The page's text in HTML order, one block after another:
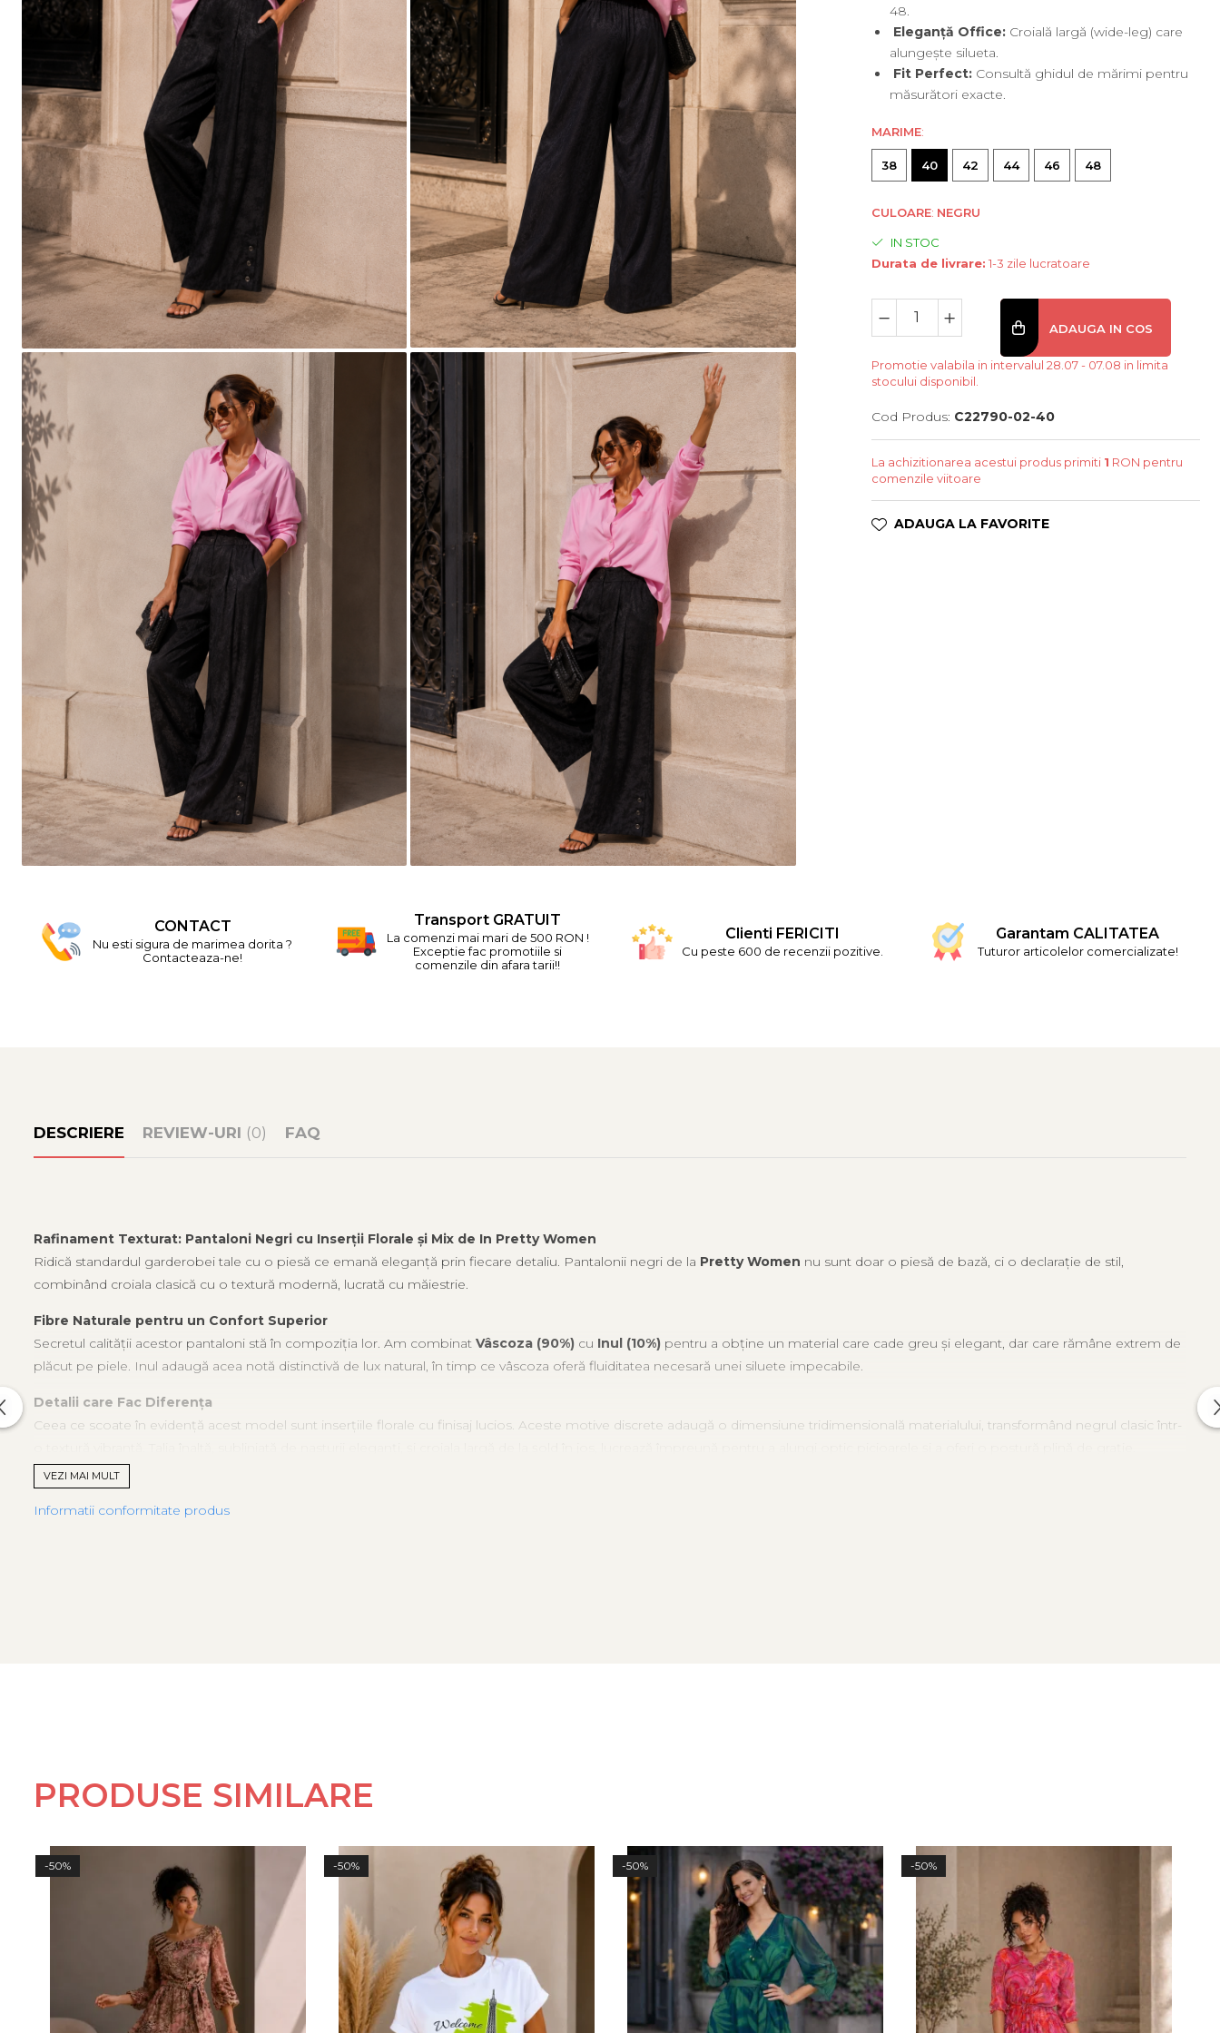
Tricouri si topuri
Rochii de eveniment
48.
Eleganță Office: Croială largă (wide-leg) care
alungește silueta.
Fit Perfect: Consultă ghidul de mărimi pentru
măsurători exacte.
MARIME:
38 40 42 44 46 48
CULOARE: NEGRU
IN STOC
Durata de livrare: 1-3 zile lucratoare
ADAUGA IN COS
Promotie valabila in intervalul 28.07 - 07.08 in limita
stocului disponibil.
Cod Produs: C22790-02-40
La achizitionarea acestui produs primiti 1 RON pentru
comenzile viitoare
ADAUGA LA FAVORITE
CONTACT
Nu esti sigura de marimea dorita ?
Contacteaza-ne!
Transport GRATUIT
La comenzi mai mari de 500 RON !
Exceptie fac promotiile si
comenzile din afara tarii!!
Clienti FERICITI
Cu peste 600 de recenzii pozitive.
Garantam CALITATEA
Tuturor articolelor comercializate!
DESCRIERE REVIEW-URI (0) FAQ
Rafinament Texturat: Pantaloni Negri cu Inserții Florale și Mix de In Pretty Women
Ridică standardul garderobei tale cu o piesă ce emană eleganță prin fiecare detaliu. Pantalonii negri de la Pretty Women nu sunt doar o piesă de bază, ci o declarație de stil,
combinând croiala clasică cu o textură modernă, lucrată cu măiestrie.
Fibre Naturale pentru un Confort Superior
Secretul calității acestor pantaloni stă în compoziția lor. Am combinat Vâscoza (90%) cu Inul (10%) pentru a obține un material care cade greu și elegant, dar care rămâne extrem de
plăcut pe piele. Inul adaugă acea notă distinctivă de lux natural, în timp ce vâscoza oferă fluiditatea necesară unei siluete impecabile.
Detalii care Fac Diferența
Ceea ce scoate în evidență acest model sunt inserțiile florale cu finisaj lucios. Aceste motive discrete adaugă o dimensiune tridimensională materialului, transformând negrul clasic într-
Sugestii de Stilizare:
Contrast Modern:Poartă-i cu o cămașă roz aprins (ca în imagine) sau albă pentru un look office plin de energie.
VEZI MAI MULT
Informatii conformitate produs
PRODUSE SIMILARE
-50% -50% -50% -50%